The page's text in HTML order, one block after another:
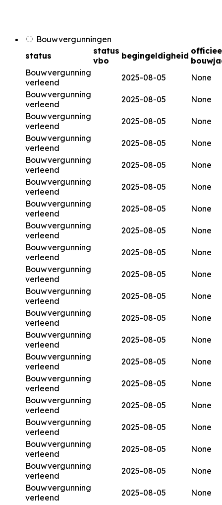
Bouwvergunningen
status
status
vbo
begingeldigheid
Bouwvergunning
verleend
2025-08-05
None
Bouwvergunning
verleend
2025-08-05
None
Bouwvergunning
verleend
2025-08-05
None
Bouwvergunning
verleend
2025-08-05
None
Bouwvergunning
verleend
2025-08-05
None
Bouwvergunning
verleend
2025-08-05
None
Bouwvergunning
verleend
2025-08-05
None
Bouwvergunning
verleend
2025-08-05
None
Bouwvergunning
verleend
2025-08-05
None
Bouwvergunning
verleend
2025-08-05
None
Bouwvergunning
verleend
2025-08-05
None
Bouwvergunning
verleend
2025-08-05
None
Bouwvergunning
verleend
2025-08-05
None
Bouwvergunning
verleend
2025-08-05
None
Bouwvergunning
verleend
2025-08-05
None
Bouwvergunning
verleend
2025-08-05
None
Bouwvergunning
verleend
2025-08-05
None
Bouwvergunning
verleend
2025-08-05
None
Bouwvergunning
verleend
2025-08-05
None
Bouwvergunning
verleend
2025-08-05
None